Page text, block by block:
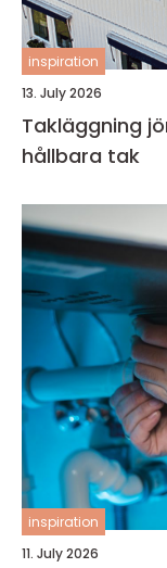
inspiration
13. July 2026
Takläggning
hållbara tak
inspiration
11. July 2026